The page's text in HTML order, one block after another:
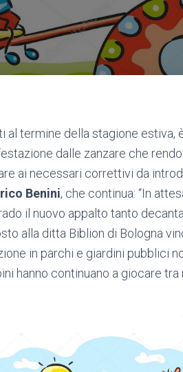
al termine della stagione
dalle zanzare che
ai necessari correttivi da
Benini, che continua: “In
il nuovo appalto tanto
alla ditta Biblion di Bologna
in parchi e giardini pubblici
hanno continuano a giocare tra